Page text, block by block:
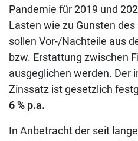
Pandemie für 2019 und
Lasten wie zu Gunsten des
sollen Vor-/Nachteile aus
bzw. Erstattung zwischen
ausgeglichen werden. Der
Zinssatz ist gesetzlich
6 % p.a.
In Anbetracht der seit